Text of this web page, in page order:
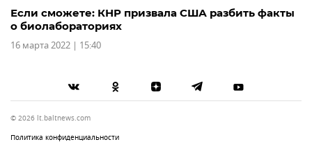
Если сможете: КНР призвала США разбить факты
о биолабораториях
16 марта 2022 | 15:40
© 2026 lt.baltnews.com
Политика конфиденциальности